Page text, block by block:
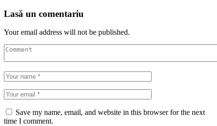
Lasă un comentariu
Your email address will not be published.
Save my name, email, and website in this browser for the next
time I comment.